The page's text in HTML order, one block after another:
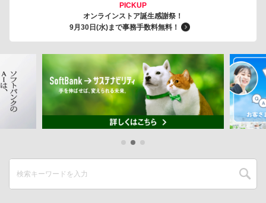
PICKUP
オンラインストア誕生感謝祭！
9月30日(水)まで事務手数料無料！